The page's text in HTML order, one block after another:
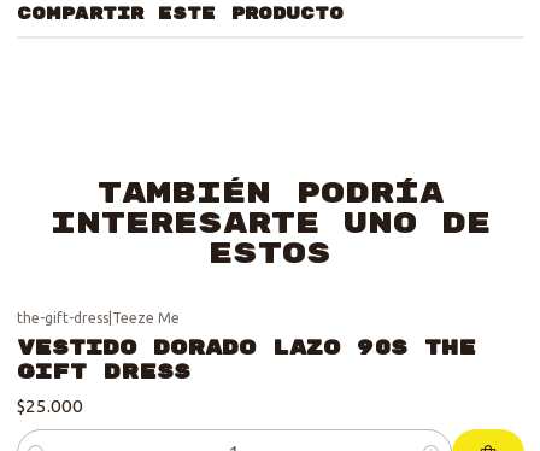
COMPARTIR ESTE PRODUCTO
También podría
interesarte uno de
estos
the-gift-dress| Teeze Me
Vestido Dorado Lazo 90s The
Gift Dress
$25.000